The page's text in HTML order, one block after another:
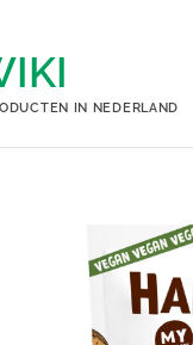
IN NEDERLAND